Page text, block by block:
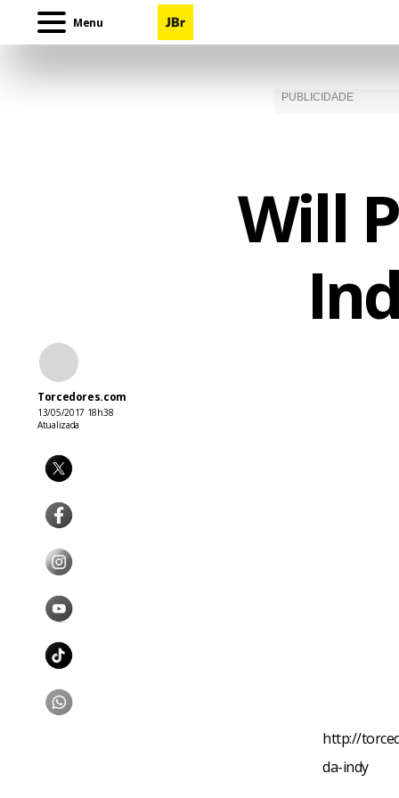
Menu
Will
Torcedores.com
13/05/2017 18h38
Atualizada
http://
da-indy